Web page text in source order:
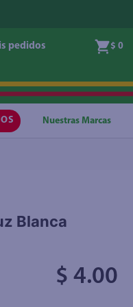
pedidos $ 0
Nuestras Marcas
Blanca
$ 4.00